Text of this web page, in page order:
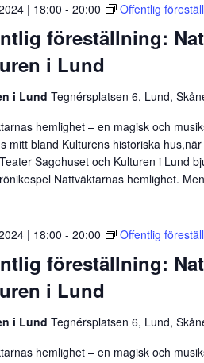
föreställning:
i Lund
| 18:00 - 20:00 Offentlig
i Lund Tegnérsplatsen 6, Lund,
hemlighet – en magisk och
mitt bland Kulturens historiska
Sagohuset och Kulturen i Lund
Nattväktarnas hemlighet.
föreställning:
i Lund
| 18:00 - 20:00 Offentlig
i Lund Tegnérsplatsen 6, Lund,
hemlighet – en magisk och